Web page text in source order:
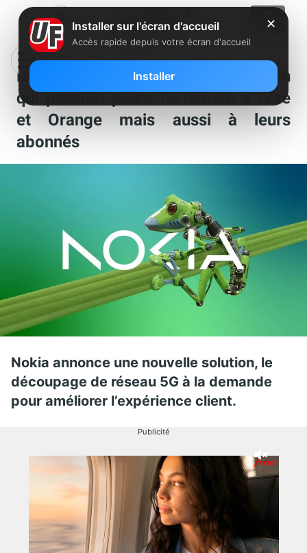
Nokia lance une nouvelle innovation
qui pourrait plaire fortement à Free
et Orange mais aussi à leurs
abonnés
Nokia annonce une nouvelle solution, le
découpage de réseau 5G à la demande
pour améliorer l’expérience client.
Publicité
✕
Installer sur l'écran d'accueil
Accès rapide depuis votre écran d'accueil
Installer